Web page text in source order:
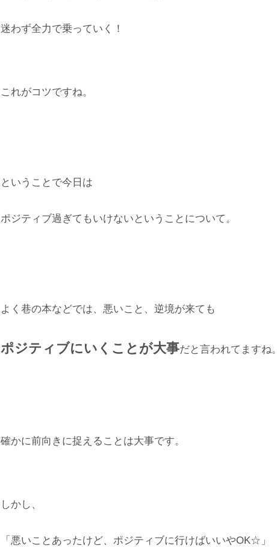
迷わず全力で乗っていく！
これがコツですね。
ということで今日は
ポジティブ過ぎてもいけないということについて。
よく巷の本などでは、悪いこと、逆境が来ても
ポジティブにいくことが大事だと言われてますね。
確かに前向きに捉えることは大事です。
しかし、
「悪いことあったけど、ポジティブに行けばいいやOK☆」